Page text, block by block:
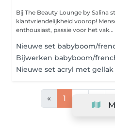
Bij The Beauty Lounge by Salina
klantvriendelijkheid voorop!
enthousiast, passie voor het vak...
Nieuwe set babyboom/
Bijwerken babyboom/
Nieuwe set acryl met gellak
« 1